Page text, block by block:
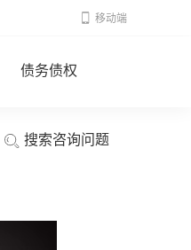
移动端
债务债权
搜索咨询问题